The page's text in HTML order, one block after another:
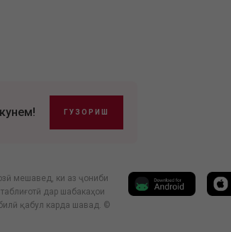
ГУЗОРИШ
мешавед, ки аз ҷониби
дар шабакаҳои
қабул карда шавад. ©